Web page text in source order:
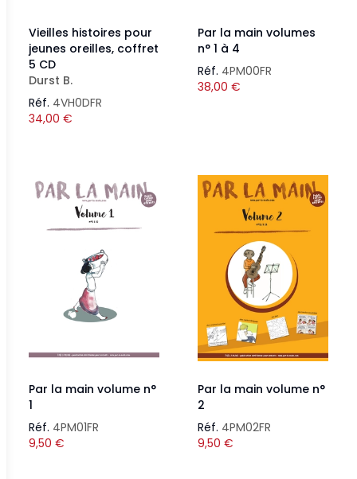
Vieilles histoires pour
jeunes oreilles, coffret
5 CD
Durst B.
Réf. 4VH0DFR
34,00 €
Par la main volumes
n° 1 à 4
Réf. 4PM00FR
38,00 €
Par la main volume n°
1
Réf. 4PM01FR
9,50 €
Par la main volume n°
2
Réf. 4PM02FR
9,50 €